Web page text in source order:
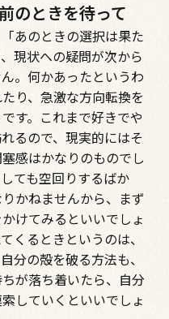
のときを待って
あのときの選択は果た
現状への疑問が次から
。何かあったというわ
り、急激な方向転換を
す。これまで好きでや
るので、現実的にはそ
感はかなりのものでし
ても空回りするばか
かねませんから、まず
けてみるといいでしょ
くるときというのは、
分の殻を破る方法も、
が落ち着いたら、自分
していくといいでしょ